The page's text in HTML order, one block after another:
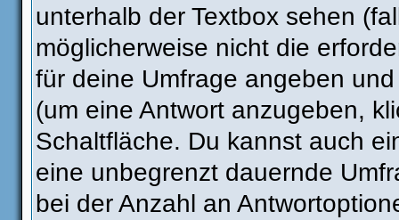
unterhalb der Textbox sehen
möglicherweise nicht die
für deine Umfrage angeben
(um eine Antwort anzugeben,
Schaltfläche. Du kannst auch
eine unbegrenzt dauernde
bei der Anzahl an